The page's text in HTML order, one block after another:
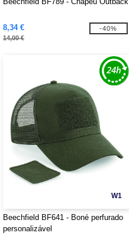
8,34 €
14,00 €
-40%
W1
Beechfield BF641 - Boné perfurado
personalizável